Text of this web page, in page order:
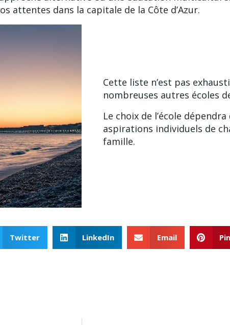
attentes dans la capitale de la Côte d’Azur.
Cette liste n’est pas
nombreuses autres écoles
Le choix de l’école
aspirations individuels de
famille.
Twitter LinkedIn Email